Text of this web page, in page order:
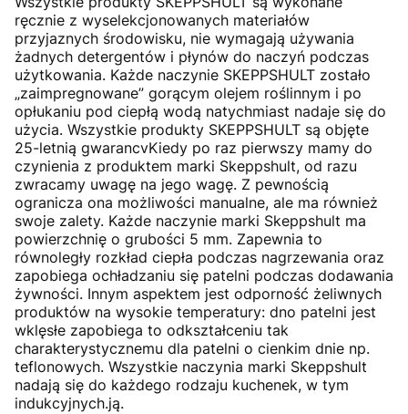
ręcznie z wyselekcjonowanych materiałów
przyjaznych środowisku, nie wymagają używania
żadnych detergentów i płynów do naczyń podczas
użytkowania. Każde naczynie SKEPPSHULT zostało
„zaimpregnowane” gorącym olejem roślinnym i po
opłukaniu pod ciepłą wodą natychmiast nadaje się do
użycia. Wszystkie produkty SKEPPSHULT są objęte
25-letnią gwarancvKiedy po raz pierwszy mamy do
czynienia z produktem marki Skeppshult, od razu
zwracamy uwagę na jego wagę. Z pewnością
ogranicza ona możliwości manualne, ale ma również
swoje zalety. Każde naczynie marki Skeppshult ma
powierzchnię o grubości 5 mm. Zapewnia to
równoległy rozkład ciepła podczas nagrzewania oraz
zapobiega ochładzaniu się patelni podczas dodawania
żywności. Innym aspektem jest odporność żeliwnych
produktów na wysokie temperatury: dno patelni jest
wklęsłe zapobiega to odkształceniu tak
charakterystycznemu dla patelni o cienkim dnie np.
teflonowych. Wszystkie naczynia marki Skeppshult
nadają się do każdego rodzaju kuchenek, w tym
indukcyjnych.ją.